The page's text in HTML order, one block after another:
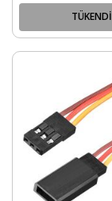
TÜKENDİ